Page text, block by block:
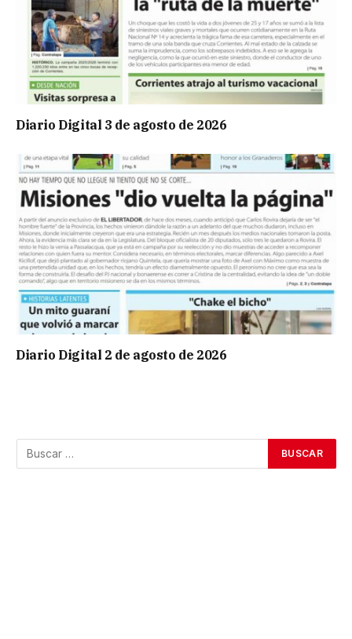
Diario Digital 3 de agosto de 2026
Diario Digital 2 de agosto de 2026